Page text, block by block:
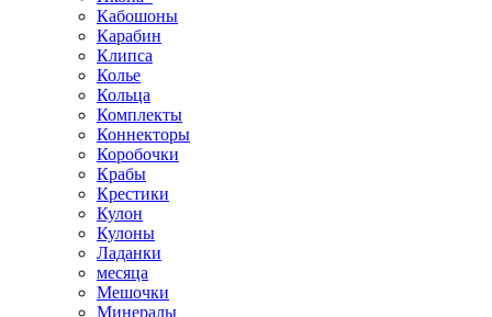
Кабошоны
Карабин
Клипса
Колье
Кольца
Комплекты
Коннекторы
Коробочки
Крабы
Крестики
Кулон
Кулоны
Ладанки
месяца
Мешочки
Минералы